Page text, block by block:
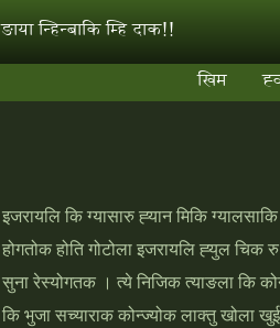
ङाया न्‍हिन्‍बाकि म्‍हि दाक!!
खिम
इजरायलि कि ग्‍यासारु ह्‍यान मिकि
होगतोक होति गोटोला इजरायलि ह्‍युल
सुना रेस्‍योगतक । त्‍ये निजिक त्‍याङला कि
कि भुजा सच्‍याराक कोन्‍ज्‍योक लाक्‍तु खोला